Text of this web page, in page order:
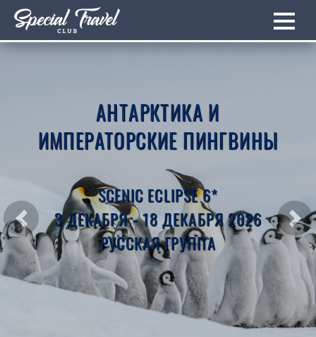
АНТАРКТИКА И
ИМПЕРАТОРСКИЕ ПИНГВИНЫ
SCENIC ECLIPSE 6*
3 ДЕКАБРЯ - 18 ДЕКАБРЯ 2026
РУССКАЯ ГРУППА
Previous Next